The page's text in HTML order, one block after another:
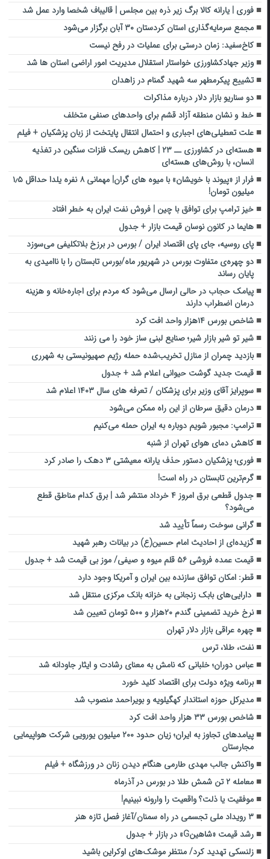
فوری | یارانه کالا برگ زیر ذره بین مجلس | قالیباف شخصا وارد عمل شد
مجمع سرمایه‌گذاری استان کردستان ۳۰ آبان برگزار می‌شود
کاخ‌سفید: زمان درستی برای عملیات در رفح نیست
وزیر جهادکشاورزی خواستار استقلال مدیریت امور اراضی استان ها شد
تشییع پیکر‌مطهر سه شهید گمنام در زاهدان
دو سناریو بازار دلار درباره مذاکرات
خط و نشان منطقه آزاد قشم برای واحدهای صنفی متخلف
علت تعطیلی‌های اجباری و احتمال انتقال پایتخت از زبان پزشکیان + فیلم
هسته‌ای در کشاورزی ــ ۲۳ | کاهش ریسک فلزات سنگین در تغذیه
انسان، با روش‌های هسته‌ای
فرار از «پیوند با خویشان» با میوه های گران| مهمانی ۸ نفره یلدا حداقل ۱٫۵
میلیون تومان!
خیز ترامپ برای توافق با چین | فروش نفت ایران به خطر افتاد
هایما در کانون نوسان قیمت بازار + جدول
پای روسیه، جای پای اقتصاد ایران / بورس در برزخ بلاتکلیفی می‌سوزد
دو چهره‌ی متفاوت بورس در شهریور ماه/بورس تابستان را با ناامیدی به
پایان رساند
پیامک حجاب در حالی ارسال می‌شود که مردم برای اجاره‌خانه و هزینه
درمان اضطراب دارند
شاخص بورس ۱۴هزار واحد افت کرد
شیر‌ تو شیر بازار شیر؛ صنایع لبنی ساز خود را می زنند
بازدید چمران از منازل تخریب‌شده حمله رژیم صهیونیستی به شهرری
قیمت جدید گوشت حیوانی اعلام شد + جدول
سوپرایز آقای وزیر برای پزشکان / تعرفه های سال ۱۴۰۳ اعلام شد
درمان دقیق سرطان از این راه ممکن می‌شود
ترامپ: مجبور شویم دوباره به ایران حمله می‌کنیم
کاهش دمای هوای تهران از شنبه
فوری؛ پزشکیان دستور حذف یارانه معیشتی ۳ دهک را صادر کرد
گرم‌ترین تابستان در راه است!
جدول قطعی برق امروز ۴ خرداد منتشر شد | برق کدام مناطق قطع
می‌شود؟
گرانی سوخت رسماً تأیید شد
گزیده‌ای از احادیث امام حسین(ع) در بیانات رهبر شهید
قیمت عمده فروشی ۵۶ قلم میوه و صیفی/ موز بی قیمت شد + جدول
قطر: امکان توافق سازنده بین ایران و آمریکا وجود دارد
دارایی‌های بابک زنجانی به خزانه بانک مرکزی منتقل شد
نرخ خرید تضمینی گندم ۲۰هزار و ۵۰۰ تومان تعیین شد
چهره عراقی بازار دلار تهران
نفت، طلا، ترس
عباس دوران؛ خلبانی که نامش به معنای رشادت و ایثار جاودانه شد
برنامه ویژه دولت برای اقتصاد کلید خورد
مدیرکل حوزه استاندار کهگیلویه و بویراحمد منصوب شد
شاخص بورس ۳۳ هزار واحد افت کرد
پیامدهای تجاوز به ایران؛ زیان حدود ۲۰۰ میلیون یورویی شرکت هواپیمایی
مجارستان
واکنش جالب مهدی طارمی هنگام دیدن زنان در ورزشگاه + فیلم
معامله ۲ تن شمش طلا در بورس در آذرماه
موفقیت یا ذلت؟ واقعیت را وارونه نبینیم!
۳ رویداد ملی تجسمی در راه سمنان/آغاز فصل تازه هنر
رشد قیمت «شاهینG» در بازار + جدول
زلنسکی تهدید کرد/ منتظر موشک‌های اوکراین باشید